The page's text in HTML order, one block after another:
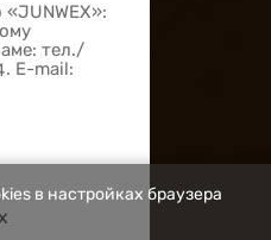
«JUNWEX»:
тел./
. E-mail:
в настройках браузера